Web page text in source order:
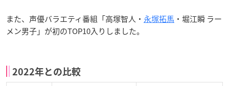
また、声優バラエティ番組「高塚智人・ 永塚拓馬 ・堀江瞬 ラー
メン男子」が初のTOP10入りしました。
2022年との比較